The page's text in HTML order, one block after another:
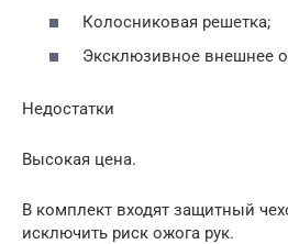
Колосниковая решетка;
Эксклюзивное внешнее
Недостатки
Высокая цена.
В комплект входят защитный
исключить риск ожога рук.